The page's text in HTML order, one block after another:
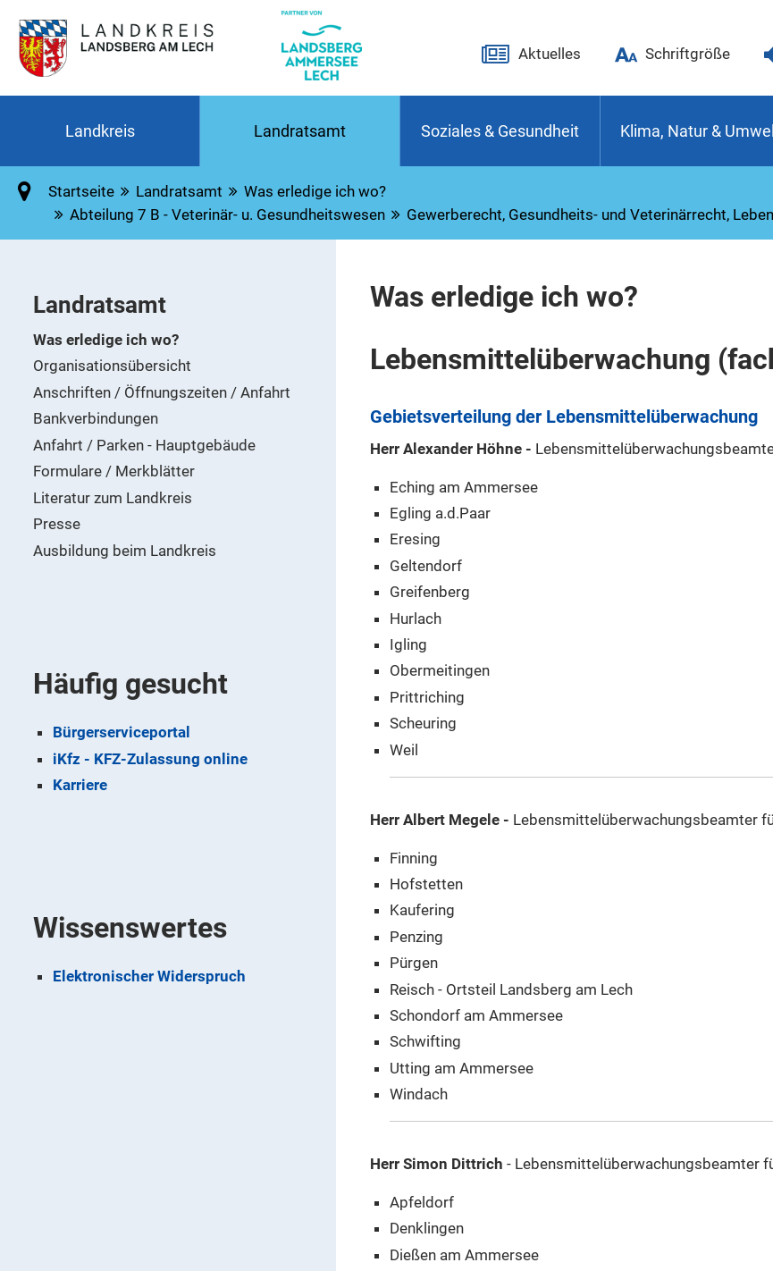
Aktuelles Schriftgröße
Landkreis Landratsamt Soziales & Gesundheit Klima, Natur &
Startseite Landratsamt
Was erledige ich wo?
Abteilung 7 B - Veterinär- u. Gesundheitswesen
Gewerberecht, Gesundheits- und Veterinärrecht,
Was erledige ich wo?
Lebensmittelüberwachung
Gebietsverteilung der Lebensmittelüberwachung
Herr Alexander Höhne -
Eching am Ammersee
Egling a.d.Paar
Eresing
Geltendorf
Greifenberg
Hurlach
Igling
Obermeitingen
Prittriching
Scheuring
Weil
Herr Albert Megele - Lebensmittelüberwachungsbeamter
Finning
Hofstetten
Kaufering
Penzing
Pürgen
Reisch - Ortsteil Landsberg am Lech
Schondorf am Ammersee
Schwifting
Utting am Ammersee
Windach
Herr Simon Dittrich - Lebensmittelüberwachungsbeamter
Apfeldorf
Denklingen
Dießen am Ammersee
Landratsamt
Was erledige ich wo?
Organisationsübersicht
Anschriften / Öffnungszeiten / Anfahrt
Bankverbindungen
Anfahrt / Parken - Hauptgebäude
Formulare / Merkblätter
Literatur zum Landkreis
Presse
Ausbildung beim Landkreis
Häufig gesucht
Bürgerserviceportal
iKfz - KFZ-Zulassung online
Karriere
Wissenswertes
Elektronischer Widerspruch